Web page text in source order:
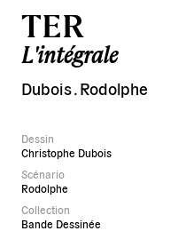
TER
L'intégrale
Dubois.Rodolphe
Dessin
Christophe Dubois
Scénario
Rodolphe
Collection
Bande Dessinée